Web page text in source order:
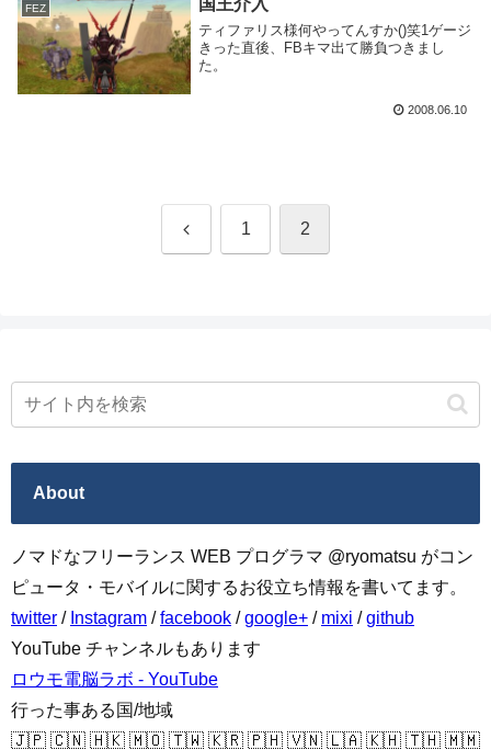
FEZ 国王介入
ティファリス様何やってんすか()笑1ゲージ
きった直後、FBキマ出て勝負つきまし
た。
2008.06.10
前 1 2
About
ノマドなフリーランス WEB プログラマ @ryomatsu がコン
ピュータ・モバイルに関するお役立ち情報を書いてます。
twitter / Instagram /facebook /google+ / mixi /github
YouTube チャンネルもあります
ロウモ電脳ラボ - YouTube
行った事ある国/地域
🇯🇵 🇨🇳 🇭🇰 🇲🇴 🇹🇼 🇰🇷 🇵🇭 🇻🇳 🇱🇦 🇰🇭 🇹🇭 🇲🇲